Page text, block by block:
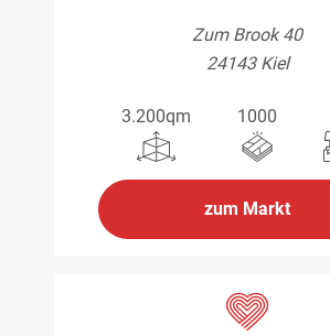
Zum Brook 40
24143 Kiel
3.200qm 1000
zum Markt